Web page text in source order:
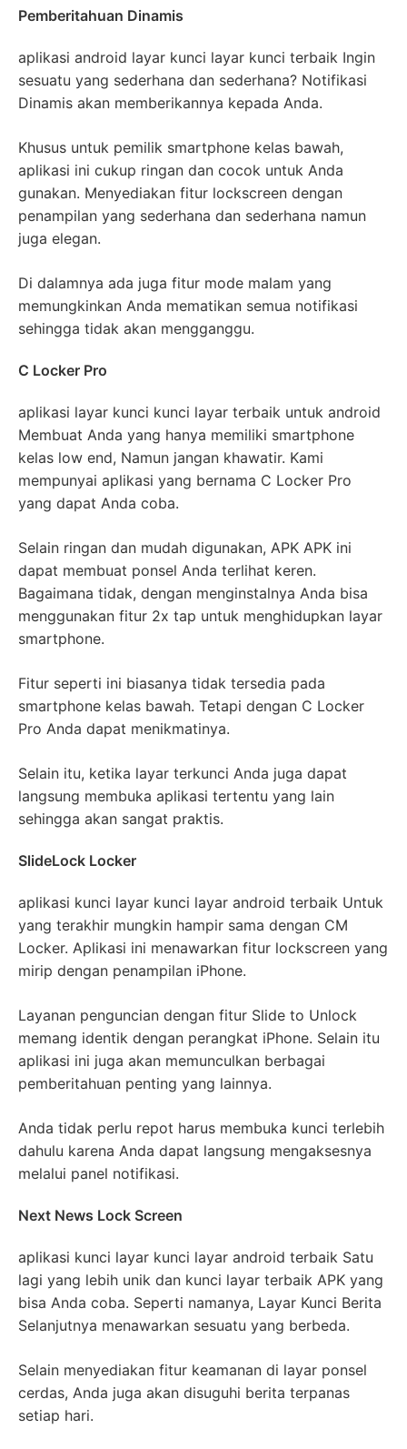
Pemberitahuan Dinamis
aplikasi android layar kunci layar kunci terbaik Ingin
sesuatu yang sederhana dan sederhana? Notifikasi
Dinamis akan memberikannya kepada Anda.
Khusus untuk pemilik smartphone kelas bawah,
aplikasi ini cukup ringan dan cocok untuk Anda
gunakan. Menyediakan fitur lockscreen dengan
penampilan yang sederhana dan sederhana namun
juga elegan.
Di dalamnya ada juga fitur mode malam yang
memungkinkan Anda mematikan semua notifikasi
sehingga tidak akan mengganggu.
C Locker Pro
aplikasi layar kunci kunci layar terbaik untuk android
Membuat Anda yang hanya memiliki smartphone
kelas low end, Namun jangan khawatir. Kami
mempunyai aplikasi yang bernama C Locker Pro
yang dapat Anda coba.
Selain ringan dan mudah digunakan, APK APK ini
dapat membuat ponsel Anda terlihat keren.
Bagaimana tidak, dengan menginstalnya Anda bisa
menggunakan fitur 2x tap untuk menghidupkan layar
smartphone.
Fitur seperti ini biasanya tidak tersedia pada
smartphone kelas bawah. Tetapi dengan C Locker
Pro Anda dapat menikmatinya.
Selain itu, ketika layar terkunci Anda juga dapat
langsung membuka aplikasi tertentu yang lain
sehingga akan sangat praktis.
SlideLock Locker
aplikasi kunci layar kunci layar android terbaik Untuk
yang terakhir mungkin hampir sama dengan CM
Locker. Aplikasi ini menawarkan fitur lockscreen yang
mirip dengan penampilan iPhone.
Layanan penguncian dengan fitur Slide to Unlock
memang identik dengan perangkat iPhone. Selain itu
aplikasi ini juga akan memunculkan berbagai
pemberitahuan penting yang lainnya.
Anda tidak perlu repot harus membuka kunci terlebih
dahulu karena Anda dapat langsung mengaksesnya
melalui panel notifikasi.
Next News Lock Screen
aplikasi kunci layar kunci layar android terbaik Satu
lagi yang lebih unik dan kunci layar terbaik APK yang
bisa Anda coba. Seperti namanya, Layar Kunci Berita
Selanjutnya menawarkan sesuatu yang berbeda.
Selain menyediakan fitur keamanan di layar ponsel
cerdas, Anda juga akan disuguhi berita terpanas
setiap hari.